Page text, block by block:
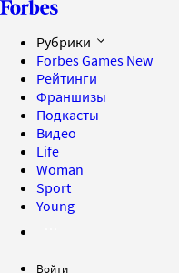
Рубрики
Forbes Games New
Рейтинги
Франшизы
Подкасты
Видео
Life
Woman
Sport
Young
Войти